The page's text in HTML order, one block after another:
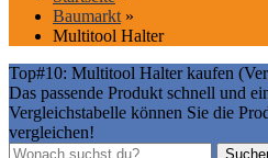
Baumarkt »
Multitool Halter
Top#10: Multitool Halter kaufen
Das passende Produkt schnell und
Vergleichstabelle können Sie die
vergleichen!
Suchen